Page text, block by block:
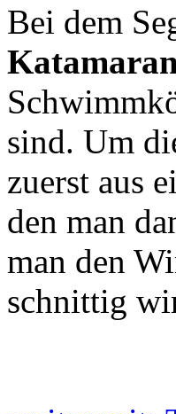
Bei dem
sind. Um
zuerst aus
den man
man den
schnittig